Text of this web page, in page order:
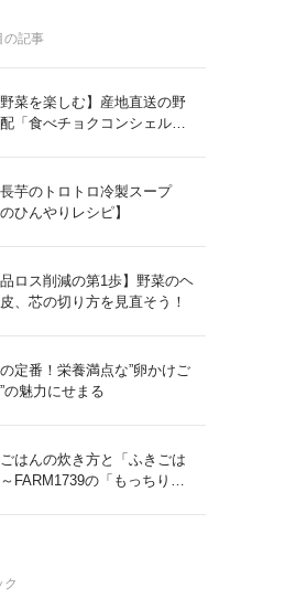
の記事
野菜を楽しむ】産地直送の野
「食べチョクコンシェルジ
芋のトロトロ冷製スープ
のひんやりレシピ】
品ロス削減の第1歩】野菜のヘ
、芯の切り方を見直そう！
定番！栄養満点な”卵かけご
の魅力にせまる
はんの炊き方と「ふきごは
FARM1739の「もっちりコ
ク